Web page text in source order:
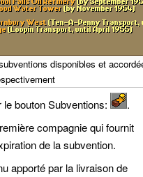
disponibles et
bouton Subventions:
.
compagnie qui fournit
de la subvention.
apporté par la livraison de